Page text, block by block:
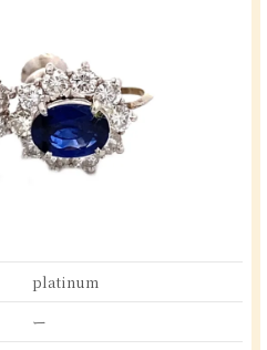
platinum
ー